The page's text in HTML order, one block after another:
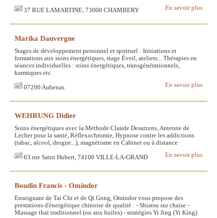
En savoir plus
37 RUE LAMARTINE, 73000 CHAMBERY
Marika Dauvergne
Stages de développement personnel et spirituel : Initiations et
formations aux soins énergétiques, stage Éveil, ateliers... Thérapies en
séances individuelles : soins énergétiques, transgénérationnels,
karmiques etc.
En savoir plus
07200 Aubenas
WEHRUNG Didier
Soins énergétiques avec la Méthode Claude Desarzens, Antenne de
Lecher pour la santé, Réflexochromie, Hypnose contre les addictions
(tabac, alcool, drogue...), magnétisme en Cabinet ou à distance
En savoir plus
63 rue Saint Hubert, 74100 VILLE-LA-GRAND
Boudin Francis - Omindor
Enseignant de Tai Chi et de Qi Gong, Omindor vous propose des
prestations d'énergétique chinoise de qualité : - Shiatsu sur chaise -
Massage thaï traditionnel (ou aux huiles) - stratégies Yi Jing (Yi King)